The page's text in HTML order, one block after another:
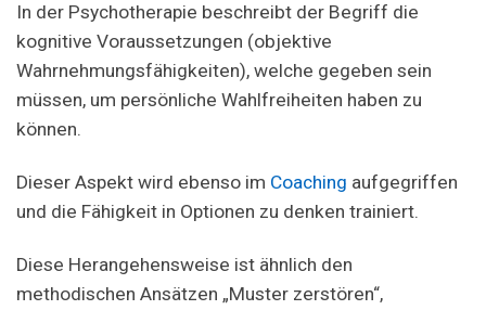
In der Psychotherapie beschreibt der Begriff die
kognitive Voraussetzungen (objektive
Wahrnehmungsfähigkeiten), welche gegeben sein
müssen, um persönliche Wahlfreiheiten haben zu
können.
Dieser Aspekt wird ebenso im Coaching aufgegriffen
und die Fähigkeit in Optionen zu denken trainiert.
Diese Herangehensweise ist ähnlich den
methodischen Ansätzen „Muster zerstören“,